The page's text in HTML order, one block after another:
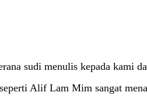
sudi menulis kepada kami
Alif Lam Mim sangat